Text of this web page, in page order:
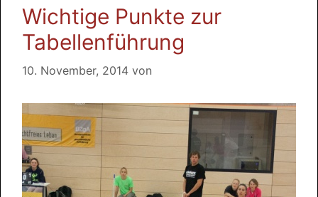
Wichtige Punkte zur
Tabellenführung
10. November, 2014 von